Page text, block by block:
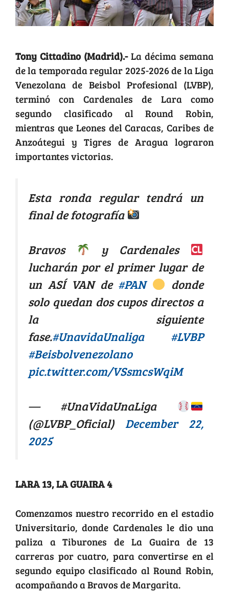
Tony Cittadino (Madrid).-La décima semana
de la temporada regular 2025-2026 de la Liga
Venezolana de Beisbol Profesional (LVBP),
terminó con Cardenales de Lara como
segundo clasificado al Round Robin,
mientras que Leones del Caracas, Caribes de
Anzoátegui y Tigres de Aragua lograron
importantes victorias.
Esta ronda regular tendrá un
final de fotografía
Bravos
y Cardenales
lucharán por el primer lugar de
un ASÍ VAN de #PAN
donde
solo quedan dos cupos directos a
la siguiente
fase.#UnavidaUnaliga
#LVBP
#Beisbolvenezolano
pic.twitter.com/VSsmcsWqiM
— #UnaVidaUnaLiga
(@LVBP_Oficial) December 22,
2025
LARA 13, LA GUAIRA 4
Comenzamos nuestro recorrido en el estadio
Universitario, donde Cardenales le dio una
paliza a Tiburones de La Guaira de 13
carreras por cuatro, para convertirse en el
segundo equipo clasificado al Round Robin,
acompañando a Bravos de Margarita.